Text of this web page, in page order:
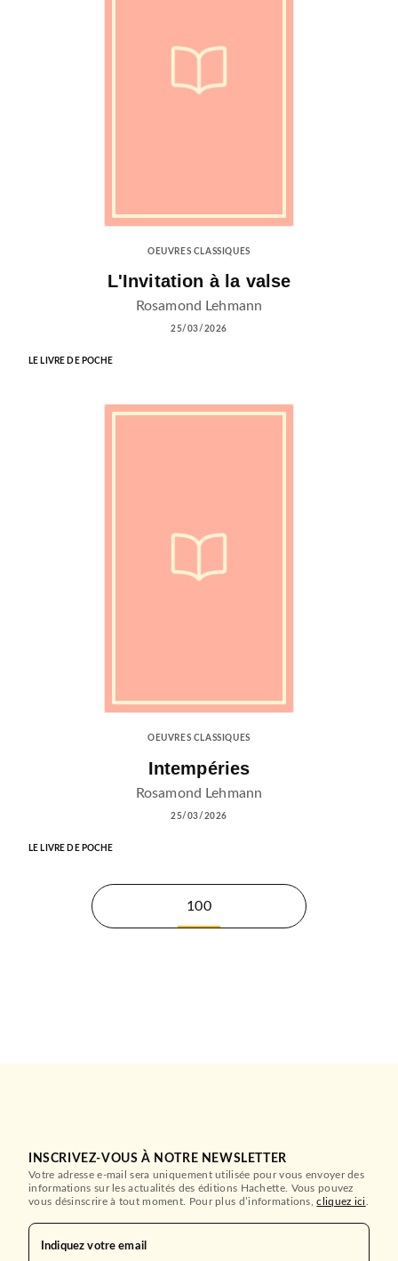
OEUVRES CLASSIQUES
L'Invitation à la valse
Rosamond Lehmann
25/03/2026
LE LIVRE DE POCHE
OEUVRES CLASSIQUES
Intempéries
Rosamond Lehmann
25/03/2026
LE LIVRE DE POCHE
100
INSCRIVEZ-VOUS À NOTRE NEWSLETTER
Votre adresse e-mail sera uniquement utilisée pour vous envoyer des
informations sur les actualités des éditions Hachette. Vous pouvez
vous désinscrire à tout moment. Pour plus d’informations,cliquez ici
Indiquez votre email